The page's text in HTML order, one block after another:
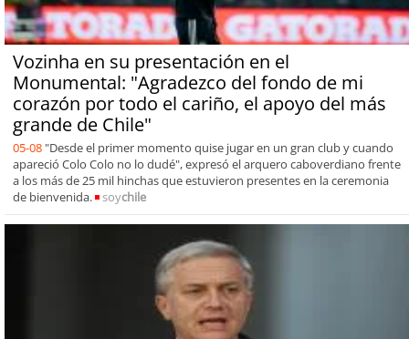
Vozinha en su presentación en el
Monumental: "Agradezco del fondo de mi
corazón por todo el cariño, el apoyo del más
grande de Chile"
05-08 "Desde el primer momento quise jugar en un gran club y cuando
apareció Colo Colo no lo dudé", expresó el arquero caboverdiano frente
a los más de 25 mil hinchas que estuvieron presentes en la ceremonia
de bienvenida.
soychile